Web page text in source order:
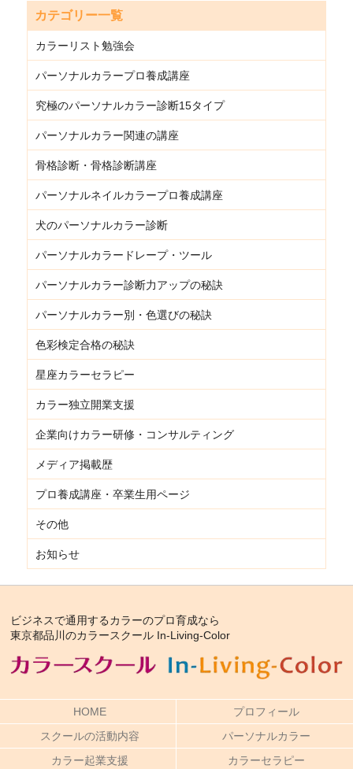
カテゴリー一覧
カラーリスト勉強会
パーソナルカラープロ養成講座
究極のパーソナルカラー診断15タイプ
パーソナルカラー関連の講座
骨格診断・骨格診断講座
パーソナルネイルカラープロ養成講座
犬のパーソナルカラー診断
パーソナルカラードレープ・ツール
パーソナルカラー診断力アップの秘訣
パーソナルカラー別・色選びの秘訣
色彩検定合格の秘訣
星座カラーセラピー
カラー独立開業支援
企業向けカラー研修・コンサルティング
メディア掲載歴
プロ養成講座・卒業生用ページ
その他
お知らせ
ビジネスで通用するカラーのプロ育成なら
東京都品川のカラースクール In-Living-Color
HOME
プロフィール
スクールの活動内容
パーソナルカラー
カラー起業支援
カラーセラピー